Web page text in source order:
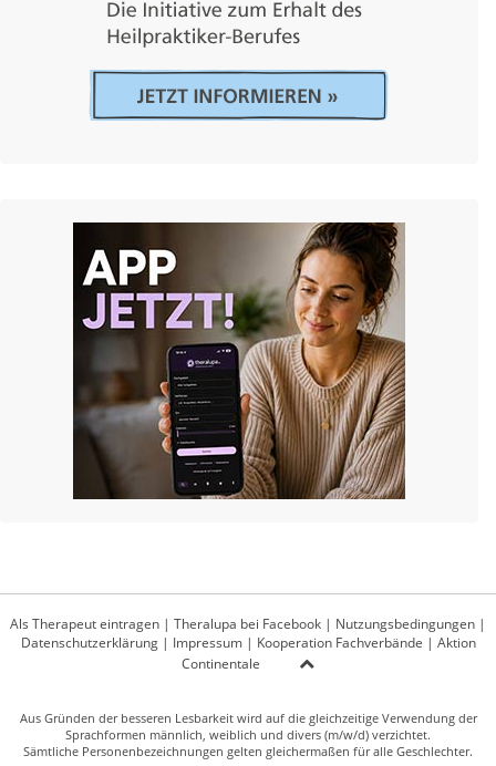
Als Therapeut eintragen | Theralupa bei Facebook | Nutzungsbedingungen |
Datenschutzerklärung| Impressum| Kooperation Fachverbände | Aktion
Continentale
Aus Gründen der besseren Lesbarkeit wird auf die gleichzeitige Verwendung der
Sprachformen männlich, weiblich und divers (m/w/d) verzichtet.
Sämtliche Personenbezeichnungen gelten gleichermaßen für alle Geschlechter.